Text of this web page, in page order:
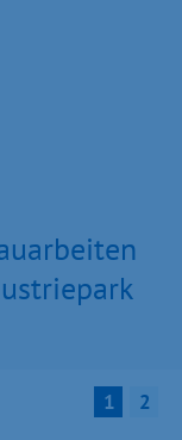
1 2
1 2